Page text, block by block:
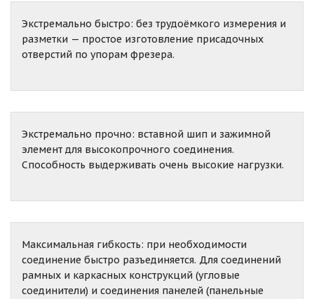
Экстремально быстро: без трудоёмкого измерения и
разметки — простое изготовление присадочных
отверстий по упорам фрезера.
Экстремально прочно: вставной шип и зажимной
элемент для высокопрочного соединения.
Способность выдерживать очень высокие нагрузки.
Максимальная гибкость: при необходимости
соединение быстро разъединяется. Для соединений
рамных и каркасных конструкций (угловые
соединители) и соединения панелей (панельные